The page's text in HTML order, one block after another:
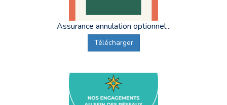
Assurance annulation optionnel...
Télécharger